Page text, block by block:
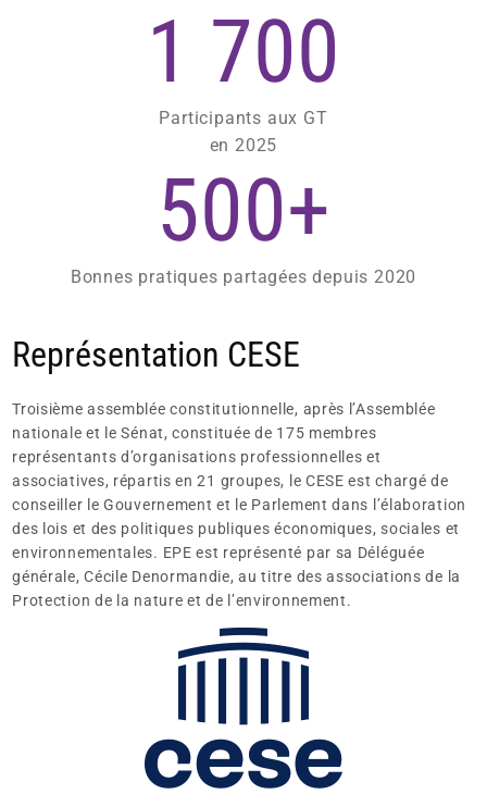
1 700
Participants aux GT
en 2025
500+
Bonnes pratiques partagées depuis 2020
Représentation CESE
Troisième assemblée constitutionnelle, après l’Assemblée
nationale et le Sénat, constituée de 175 membres
représentants d’organisations professionnelles et
associatives, répartis en 21 groupes, le CESE est chargé de
conseiller le Gouvernement et le Parlement dans l’élaboration
des lois et des politiques publiques économiques, sociales et
environnementales. EPE est représenté par sa Déléguée
générale, Cécile Denormandie, au titre des associations de la
Protection de la nature et de l’environnement.